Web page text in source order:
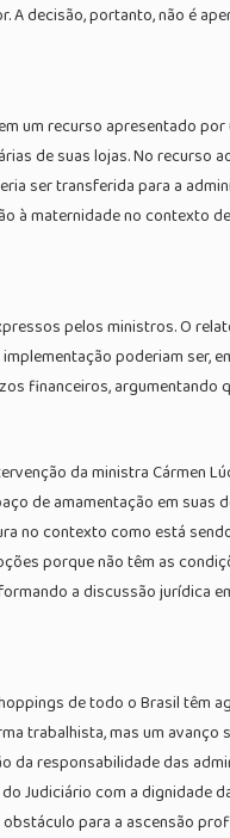
decisão, portanto, não é
um recurso apresentado
de suas lojas. No
ser transferida para a
à maternidade no contexto
pelos ministros. O
poderiam ser,
financeiros,
da ministra Cármen
de amamentação em
no contexto como está
porque não têm as
a discussão jurídica
de todo o Brasil
trabalhista, mas um
da responsabilidade das
Judiciário com a dignidade
para a ascensão